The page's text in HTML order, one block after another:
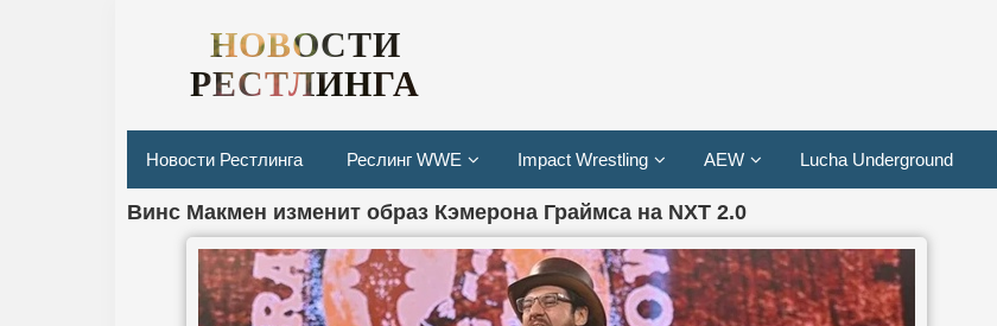
НОВОСТИ
РЕСТЛИНГА
Новости Рестлинга Реслинг WWE Impact Wrestling AEW Lucha Underground
Винс Макмен изменит образ Кэмерона Граймса на NXT 2.0